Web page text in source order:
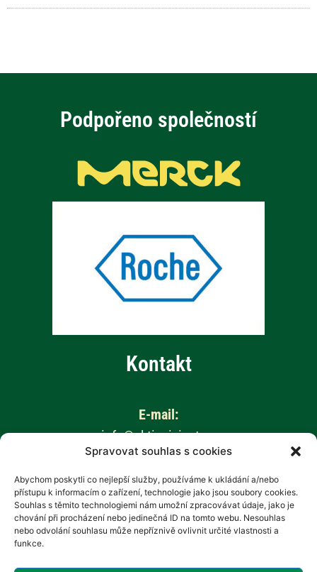
Spravovat souhlas s cookies
Abychom poskytli co nejlepší služby, používáme k ukládání a/nebo
přístupu k informacím o zařízení, technologie jako jsou soubory cookies.
Souhlas s těmito technologiemi nám umožní zpracovávat údaje, jako je
chování při procházení nebo jedinečná ID na tomto webu. Nesouhlas
nebo odvolání souhlasu může nepříznivě ovlivnit určité vlastnosti a
funkce.
Podpořeno společností
Kontakt
E-mail:
info@aktivnizivot.cz
Odborní garanti:
Prof. MUDr. Eva Kubala Havrdová, CSc.
Prim. MUDr. Marta Vachová